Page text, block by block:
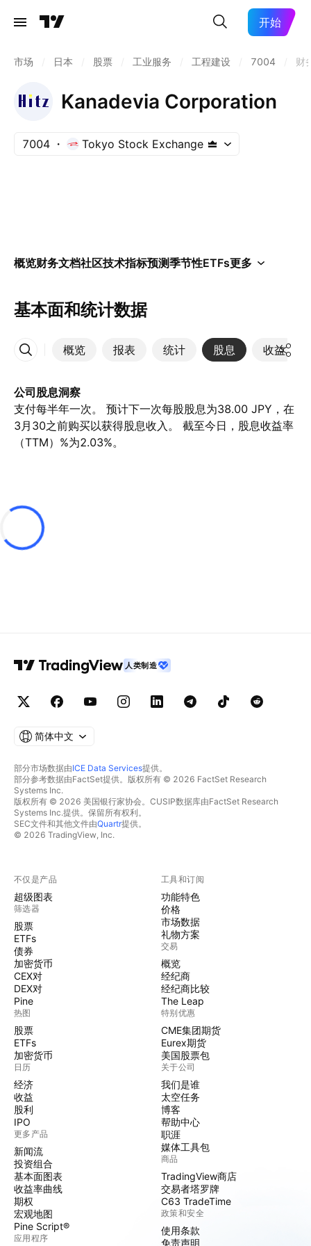
开始
市场 日本 股票 工业服务 工程建设 7004 财
Kanadevia Corporation
7004 Tokyo Stock Exchange
概览财务文档社区技术指标预测季节性ETFs更多
基本面和统计数据
概览 报表 统计 股息 收益
更多
公司股息洞察
支付每半年一次。 预计下一次每股股息为38.00 JPY，在
3月30之前购买以获得股息收入。 截至今日，股息收益率
（TTM）%为2.03%。
人类制造
简体中文
部分市场数据由ICE Data Services提供。
部分参考数据由FactSet提供。版权所有 © 2026 FactSet Research
Systems Inc.
版权所有 © 2026 美国银行家协会。CUSIP数据库由FactSet Research
Systems Inc.提供。保留所有权利。
SEC文件和其他文件由Quartr提供。
© 2026 TradingView, Inc.
不仅是产品
超级图表
筛选器
股票
ETFs
债券
加密货币
CEX对
DEX对
Pine
热图
股票
ETFs
加密货币
日历
经济
收益
股利
IPO
更多产品
新闻流
投资组合
基本面图表
收益率曲线
期权
宏观地图
Pine Script®
应用程序
工具和订阅
功能特色
价格
市场数据
礼物方案
交易
概览
经纪商
经纪商比较
The Leap
特别优惠
CME集团期货
Eurex期货
美国股票包
关于公司
我们是谁
太空任务
博客
帮助中心
职涯
媒体工具包
商品
TradingView商店
交易者塔罗牌
C63 TradeTime
政策和安全
使用条款
免责声明